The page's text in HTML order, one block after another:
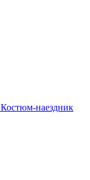
Костюм-наездник